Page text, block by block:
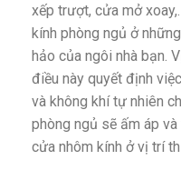
xếp trượt, cửa mở
kính phòng ngủ ở
hảo của ngôi nhà bạn.
điều này quyết định
và không khí tự nhiên
phòng ngủ sẽ ấm áp
cửa nhôm kính ở vị trí